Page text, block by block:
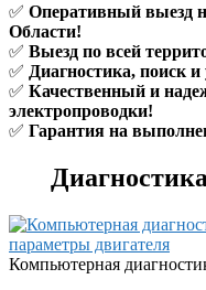
✅ Оперативный выезд
Области!
✅ Выезд по всей
✅ Диагностика, поиск и
✅ Качественный и
электропроводки!
✅ Гарантия на
Компьютерная